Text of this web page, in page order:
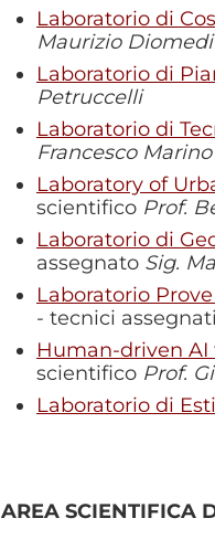
Laboratorio di
Maurizio Diomedi
Laboratorio di
Petruccelli
Laboratorio di
Francesco Marino
Laboratory of
scientifico Prof.
Laboratorio di
assegnato Sig.
Laboratorio
- tecnici assegnati
Human-driven AI
scientifico Prof.
Laboratorio di
AREA SCIENTIFICA